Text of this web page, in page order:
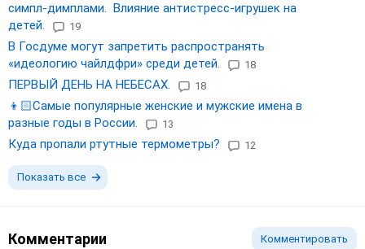
симпл-димплами. Влияние антистресс-игрушек на
детей.
19
В Госдуме могут запретить распространять
«идеологию чайлдфри» среди детей.
18
ПЕРВЫЙ ДЕНЬ НА НЕБЕСАХ. 18
👦🏻Самые популярные женские и мужские имена в
разные годы в России.
13
Куда пропали ртутные термометры? 12
Показать все
Комментарии Комментировать